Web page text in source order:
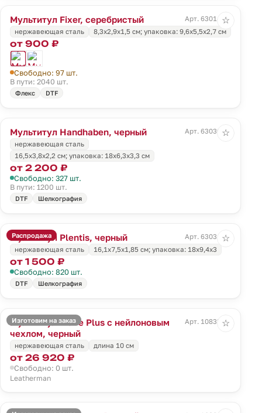
Мультитул Fixer, серебристый
Арт. 63014.10
нержавеющая сталь
8,3x2,9x1,5 см; упаковка: 9,6х5,5х2,7 см
от 900 ₽
Свободно: 97 шт.
В пути: 2040 шт.
Флекс DTF
☆
Мультитул Handhaben, черный
Арт. 63030.30
нержавеющая сталь
16,5x3,8x2,2 см; упаковка: 18x6,3x3,3 см
от 2 200 ₽
Свободно: 327 шт.
В пути: 1200 шт.
DTF Шелкография
☆
Распродажа
Мультитул Plentis, черный
Арт. 63031.30
нержавеющая сталь
16,1х7,5х1,85 см; упаковка: 18x9,4x3
от 1 500 ₽
Свободно: 820 шт.
DTF Шелкография
☆
Изготовим на заказ
Мультитул Wave Plus с нейлоновым
чехлом, черный
Арт. 10833.30
нержавеющая сталь длина 10 см
от 26 920 ₽
Свободно: 0 шт.
Leatherman
☆